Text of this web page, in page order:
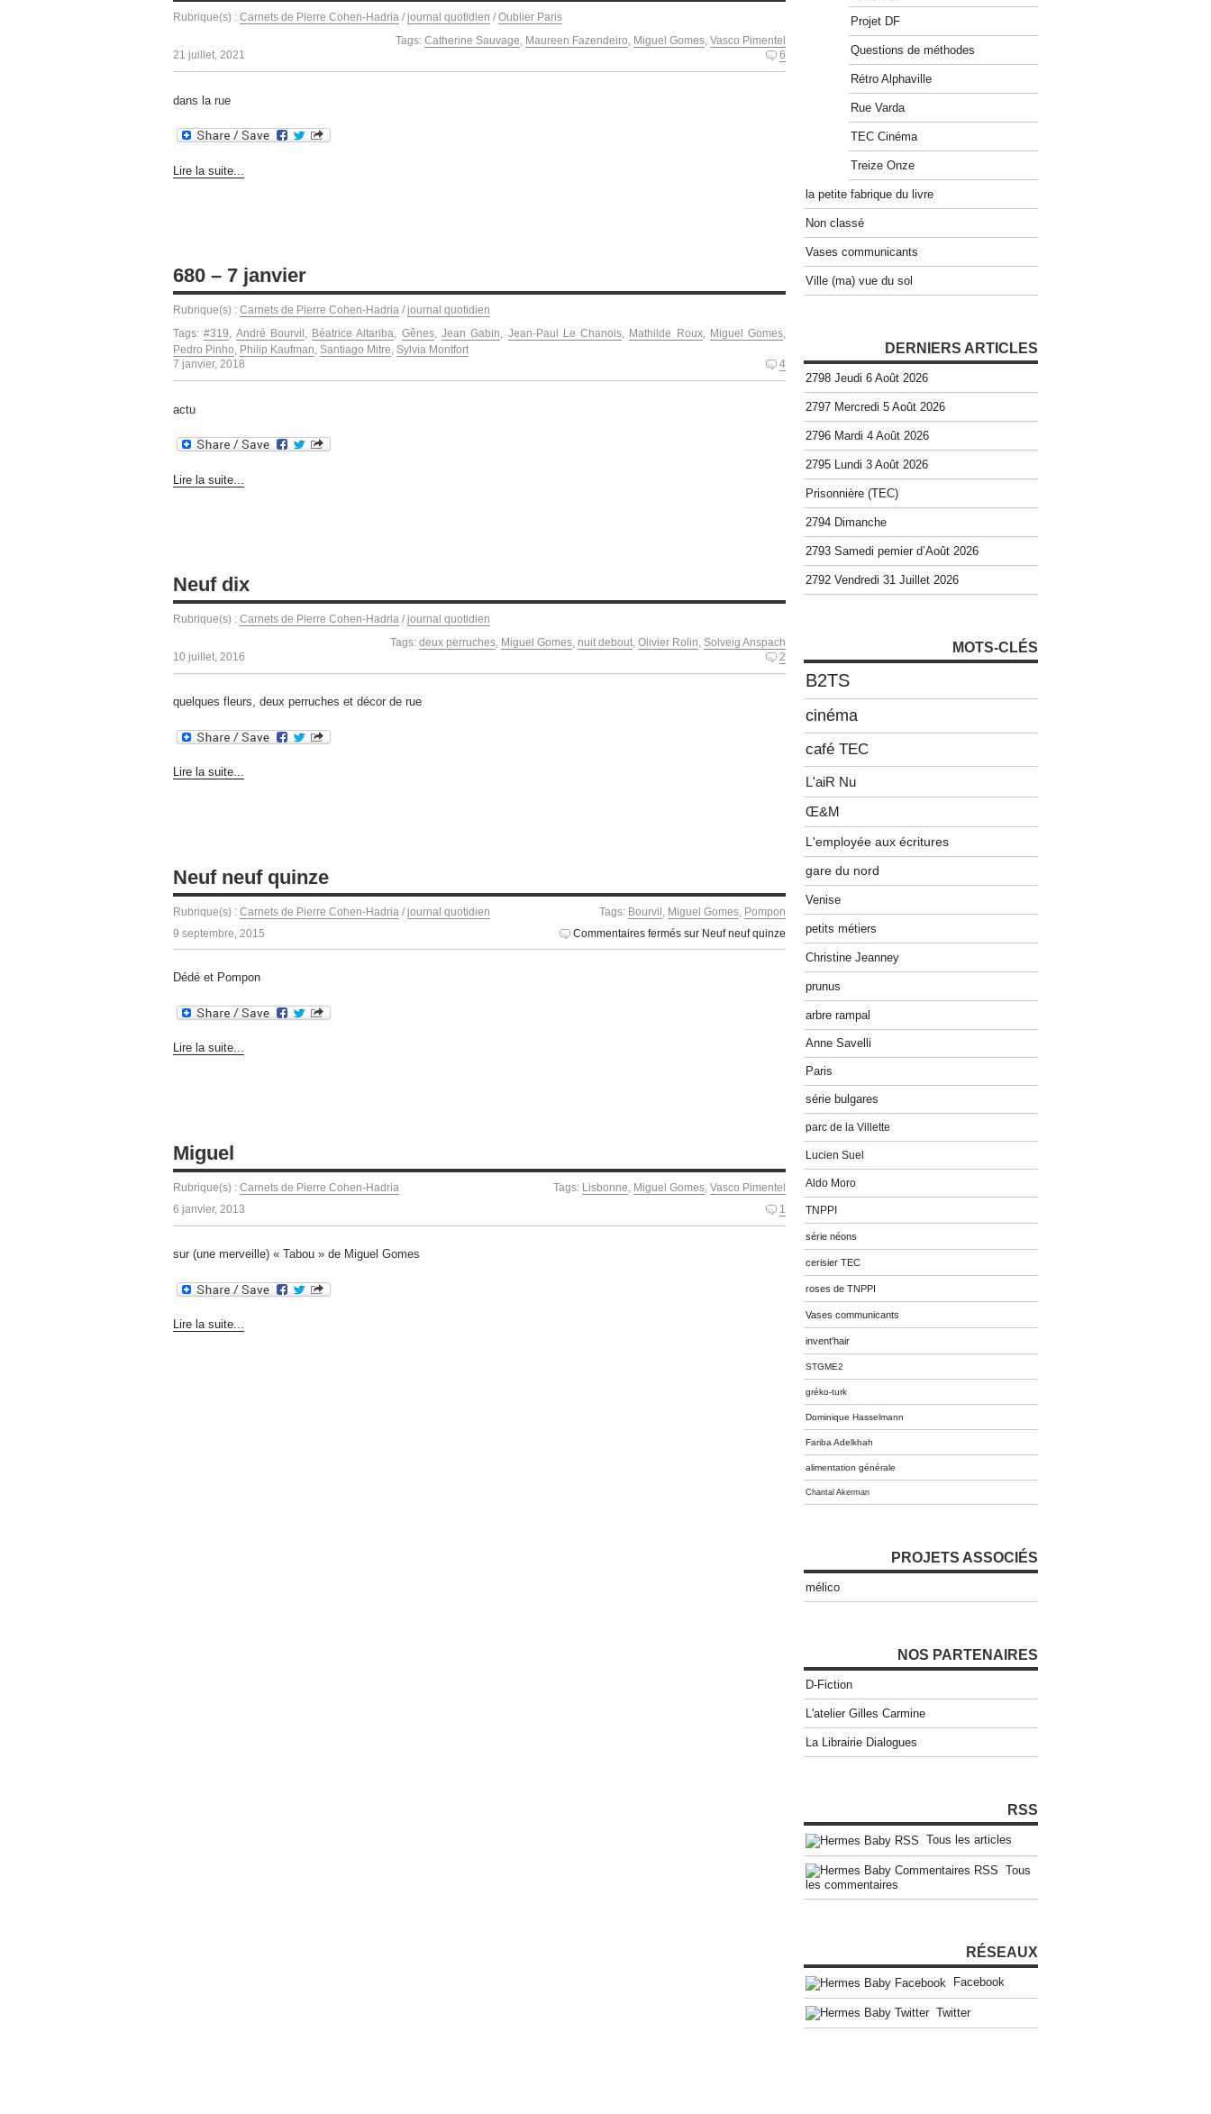
Rubrique(s) : Carnets de Pierre Cohen-Hadria / journal quotidien / Oublier Paris
Tags: Catherine Sauvage, Maureen Fazendeiro, Miguel Gomes, Vasco Pimentel
21 juillet, 2021
6
dans la rue
Lire la suite...
680 – 7 janvier
Rubrique(s) : Carnets de Pierre Cohen-Hadria / journal quotidien
Tags:#319, André Bourvil , Béatrice Altariba, Gênes, Jean Gabin, Jean-Paul Le Chanois, Mathilde Roux, Miguel Gomes,
Pedro Pinho, Philip Kaufman, Santiago Mitre, Sylvia Montfort
7 janvier, 2018
4
actu
Lire la suite...
Neuf dix
Rubrique(s) : Carnets de Pierre Cohen-Hadria / journal quotidien
Tags: deux perruches, Miguel Gomes, nuit debout, Olivier Rolin, Solveig Anspach
10 juillet, 2016
2
quelques fleurs, deux perruches et décor de rue
Lire la suite...
Neuf neuf quinze
Rubrique(s) : Carnets de Pierre Cohen-Hadria / journal quotidien Tags: Bourvil Miguel Gomes Pompon
9 septembre, 2015
Commentaires fermés sur Neuf neuf quinze
Dédé et Pompon
Lire la suite...
Miguel
Rubrique(s) : Carnets de Pierre Cohen-Hadria Tags: Lisbonne Miguel Gomes Vasco Pimentel
6 janvier, 2013
1
sur (une merveille) « Tabou » de Miguel Gomes
Lire la suite...
Projet DF
Questions de méthodes
Rétro Alphaville
Rue Varda
TEC Cinéma
Treize Onze
la petite fabrique du livre
Non classé
Vases communicants
Ville (ma) vue du sol
DERNIERS ARTICLES
2798 Jeudi 6 Août 2026
2797 Mercredi 5 Août 2026
2796 Mardi 4 Août 2026
2795 Lundi 3 Août 2026
Prisonnière (TEC)
2794 Dimanche
2793 Samedi pemier d’Août 2026
2792 Vendredi 31 Juillet 2026
MOTS-CLÉS
B2TS
cinéma
café TEC
L'aiR Nu
Œ&M
L'employée aux écritures
gare du nord
Venise
petits métiers
Christine Jeanney
prunus
arbre rampal
Anne Savelli
Paris
série bulgares
parc de la Villette
Lucien Suel
Aldo Moro
TNPPI
série néons
cerisier TEC
roses de TNPPI
Vases communicants
invent'hair
STGME2
gréko-turk
Dominique Hasselmann
Fariba Adelkhah
alimentation générale
Chantal Akerman
PROJETS ASSOCIÉS
mélico
NOS PARTENAIRES
D-Fiction
L'atelier Gilles Carmine
La Librairie Dialogues
RSS
Tous les articles
Tous
les commentaires
RÉSEAUX
Facebook
Twitter